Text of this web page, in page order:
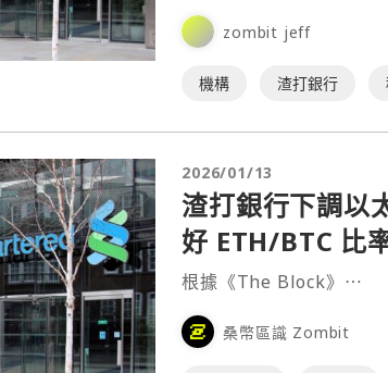
向穩定幣。報告將穩定幣
zombit jeff
機構 渣打銀行
2026/01/13
渣打銀行下調以
好 ETH/BTC 比
根據《The Block》⋯
桑幣區識 Zombit